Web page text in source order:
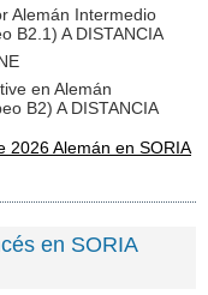
Alemán Intermedio
B2.1) A DISTANCIA
en Alemán
B2) A DISTANCIA
2026 Alemán en SORIA
en SORIA